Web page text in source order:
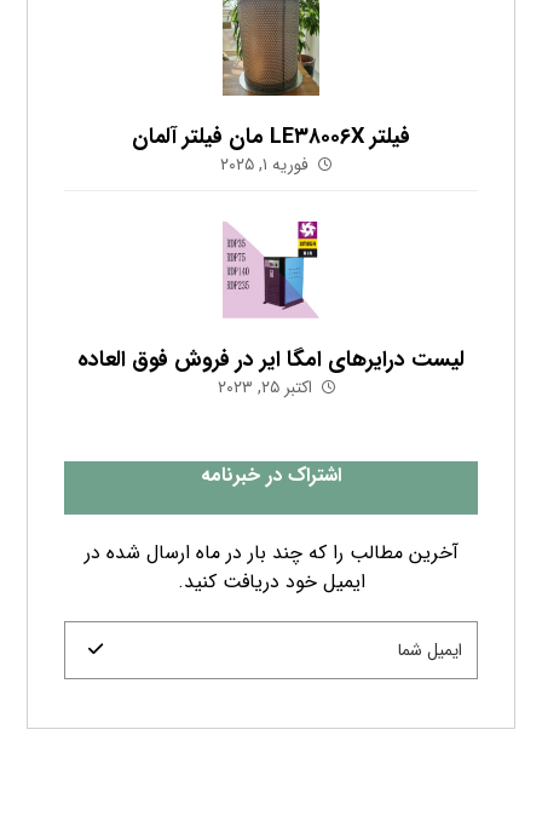
فیلتر LE۳۸۰۰۶X مان فیلتر آلمان
فوریه ۱, ۲۰۲۵
لیست درایرهای امگا ایر در فروش فوق العاده
اکتبر ۲۵, ۲۰۲۳
اشتراک در خبرنامه
آخرین مطالب را که چند بار در ماه ارسال شده در
ایمیل خود دریافت کنید.